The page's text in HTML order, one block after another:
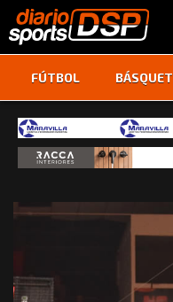
FÚTBOL BÁSQUET